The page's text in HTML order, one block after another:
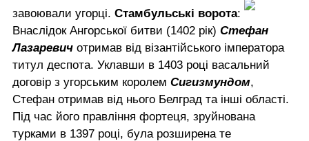
завоювали угорці. Стамбульські ворота:
Внаслідок Ангорської битви (1402 рік) Стефан
Лазаревич отримав від візантійського імператора
титул деспота. Уклавши в 1403 році васальний
договір з угорським королем Сигизмундом,
Стефан отримав від нього Белград та інші області.
Під час його правління фортеця, зруйнована
турками в 1397 році, була розширена те